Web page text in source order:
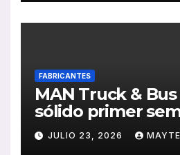
FABRICANTES
MAN Truck &
sólido primer
2026 con
ventas, pedidos y
JULIO 23, 2026 MAYTE